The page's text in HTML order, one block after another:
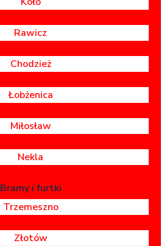
Rawicz
Chodzież
Łobżenica
Miłosław
Nekla
Bramy i furtki
Trzemeszno
Złotów